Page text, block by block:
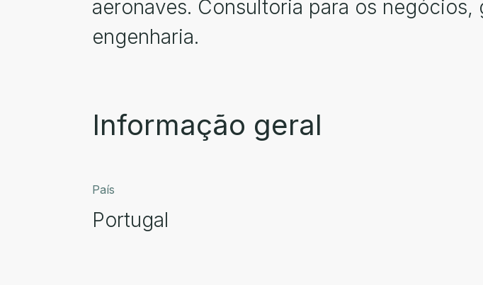
aeronaves. Consultoria para os
engenharia.
Informação geral
País
Portugal